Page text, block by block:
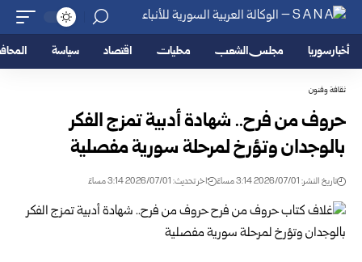
أخبار سوريا مجلس الشعب محليات اقتصاد سياسة
ثقافة وفنون
حروف من فرح.. شهادة أدبية تمزج الفكر
بالوجدان وتؤرخ لمرحلة سورية مفصلية
تاريخ النشر: 2026/07/01 3:14 مساءً اخر تحديث: 2026/07/01 3:14 مساءً